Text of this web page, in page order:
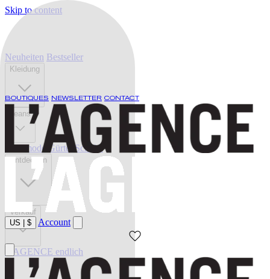
Skip to content
BOUTIQUES NEWSLETTER CONTACT
US $ Account
Neuheiten Bestseller
Kleidung
Jeans
Bademode Gürtel Schuhe
Entdecken
Verkauf
L'AGENCE endlich